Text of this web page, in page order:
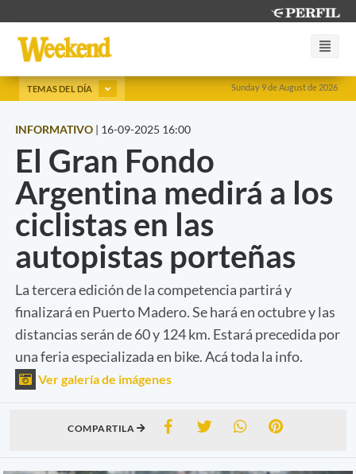
Sunday 9 de August de 2026
TEMAS DEL DÍA
INFORMATIVO | 16-09-2025 16:00
El Gran Fondo
Argentina medirá a los
ciclistas en las
autopistas porteñas
La tercera edición de la competencia partirá y
finalizará en Puerto Madero. Se hará en octubre y las
distancias serán de 60 y 124 km. Estará precedida por
una feria especializada en bike. Acá toda la info.
Ver galería de imágenes
COMPARTILA